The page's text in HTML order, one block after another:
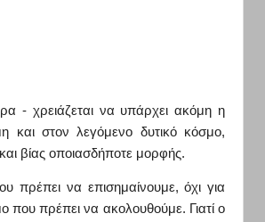
- χρειάζεται να υπάρχει ακόμη η
και στον λεγόμενο δυτικό κόσμο,
βίας οποιασδήποτε μορφής.
πρέπει να επισημαίνουμε, όχι για
που πρέπει να ακολουθούμε. Γιατί ο